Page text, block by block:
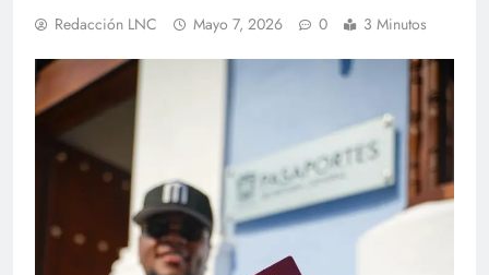
Redacción LNC Mayo 7, 2026 0 3 Minutos